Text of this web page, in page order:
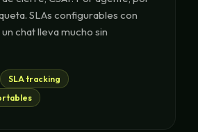
SLAs configurables con
chat lleva mucho sin
SLA tracking